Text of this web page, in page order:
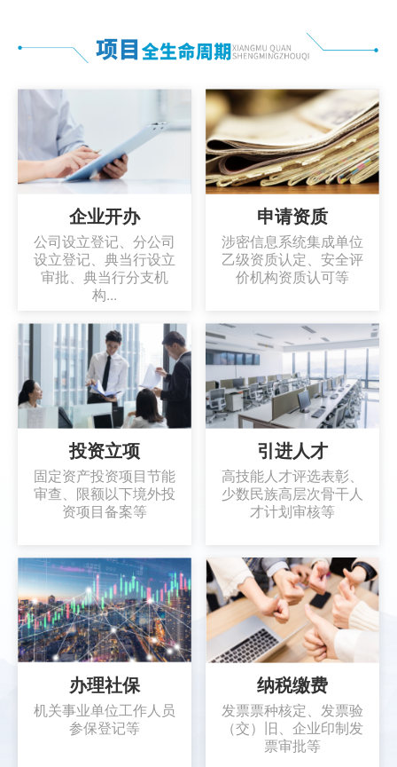
企业开办
公司设立登记、分公司
设立登记、典当行设立
审批、典当行分支机
构...
申请资质
涉密信息系统集成单位
乙级资质认定、安全评
价机构资质认可等
投资立项
固定资产投资项目节能
审查、限额以下境外投
资项目备案等
引进人才
高技能人才评选表彰、
少数民族高层次骨干人
才计划审核等
办理社保
机关事业单位工作人员
参保登记等
纳税缴费
发票票种核定、发票验
（交）旧、企业印制发
票审批等